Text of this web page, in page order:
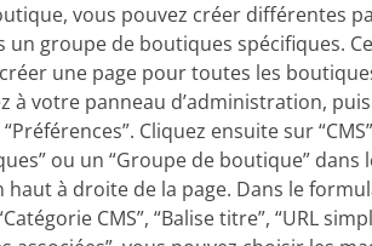
vous pouvez créer différentes
un groupe de boutiques spécifiques.
une page pour toutes les
à votre panneau d’administration,
Cliquez ensuite sur
ou un “Groupe de boutique”
haut à droite de la page. Dans le
CMS”, “Balise titre”, “URL